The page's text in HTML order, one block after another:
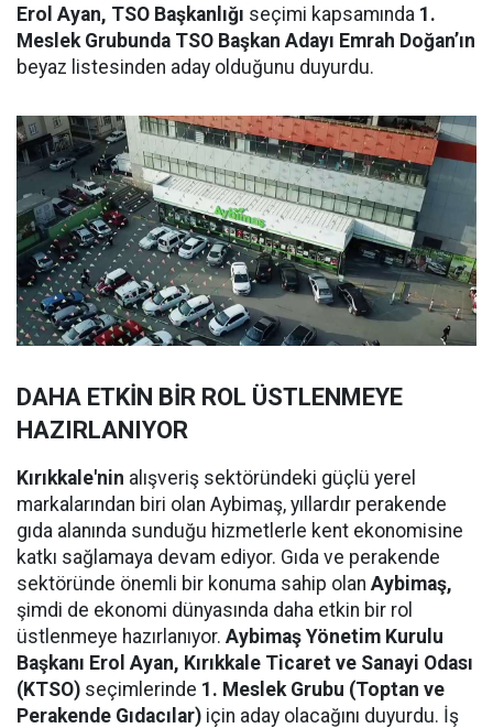
Erol Ayan, TSO Başkanlığı seçimi kapsamında 1.
Meslek Grubunda TSO Başkan Adayı Emrah Doğan’ın
beyaz listesinden aday olduğunu duyurdu.
DAHA ETKİN BİR ROL ÜSTLENMEYE
HAZIRLANIYOR
Kırıkkale'nin alışveriş sektöründeki güçlü yerel
markalarından biri olan Aybimaş, yıllardır perakende
gıda alanında sunduğu hizmetlerle kent ekonomisine
katkı sağlamaya devam ediyor. Gıda ve perakende
sektöründe önemli bir konuma sahip olan Aybimaş,
şimdi de ekonomi dünyasında daha etkin bir rol
üstlenmeye hazırlanıyor. Aybimaş Yönetim Kurulu
Başkanı Erol Ayan, Kırıkkale Ticaret ve Sanayi Odası
(KTSO) seçimlerinde 1. Meslek Grubu (Toptan ve
Perakende Gıdacılar) için aday olacağını duyurdu. İş